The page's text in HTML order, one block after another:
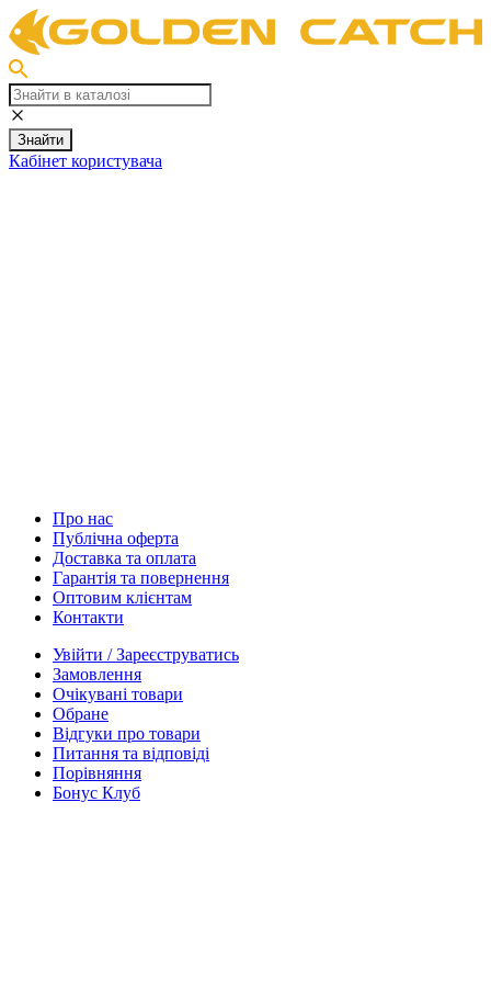
Знайти
Кабінет користувача
Про нас
Публічна оферта
Доставка та оплата
Гарантія та повернення
Оптовим клієнтам
Контакти
Увійти / Зареєструватись
Замовлення
Очікувані товари
Обране
Відгуки про товари
Питання та відповіді
Порівняння
Бонус Клуб